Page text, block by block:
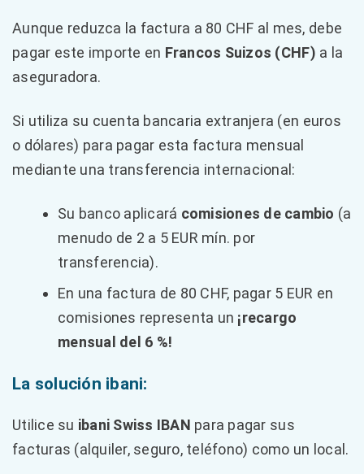
Aunque reduzca la factura a 80 CHF al mes, debe
pagar este importe en Francos Suizos (CHF) a la
aseguradora.
Si utiliza su cuenta bancaria extranjera (en euros
o dólares) para pagar esta factura mensual
mediante una transferencia internacional:
Su banco aplicará comisiones de cambio (a
menudo de 2 a 5 EUR mín. por
transferencia).
En una factura de 80 CHF, pagar 5 EUR en
comisiones representa un ¡recargo
mensual del 6 %!
La solución ibani:
Utilice su ibani Swiss IBAN para pagar sus
facturas (alquiler, seguro, teléfono) como un local.